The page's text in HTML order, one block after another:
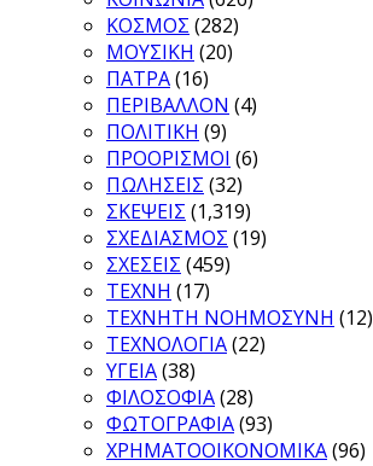
ΚΟΣΜΟΣ (282)
ΜΟΥΣΙΚΗ (20)
ΠΑΤΡΑ(16)
ΠΕΡΙΒΑΛΛΟΝ (4)
ΠΟΛΙΤΙΚΗ (9)
ΠΡΟΟΡΙΣΜΟΙ (6)
ΠΩΛΗΣΕΙΣ (32)
ΣΚΕΨΕΙΣ (1,319)
ΣΧΕΔΙΑΣΜΟΣ (19)
ΣΧΕΣΕΙΣ (459)
ΤΕΧΝΗ (17)
ΤΕΧΝΗΤΗ ΝΟΗΜΟΣΥΝΗ (12)
ΤΕΧΝΟΛΟΓΙΑ(22)
ΥΓΕΙΑ(38)
ΦΙΛΟΣΟΦΙΑ(28)
ΦΩΤΟΓΡΑΦΙΑ(93)
ΧΡΗΜΑΤΟΟΙΚΟΝΟΜΙΚΑ(96)